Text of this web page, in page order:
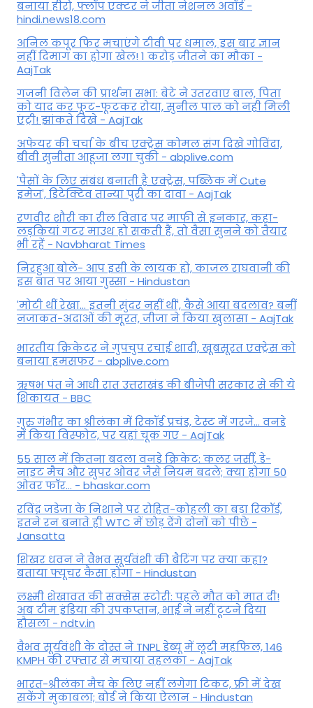
बनाया हीरो, फ्लॉप एक्टर ने जीता नेशनल अवॉर्ड -
hindi.news18.com
अनिल कपूर फिर मचाएंगे टीवी पर धमाल, इस बार ज्ञान
नहीं दिमाग का होगा खेल! 1 करोड़ जीतने का मौका -
AajTak
गजनी विलेन की प्रार्थना सभा: बेटे ने उतरवाए बाल, पिता
को याद कर फूट-फूटकर रोया, सुनील पाल को नही मिली
एंट्री! झांकते दिखे - AajTak
अफेयर की चर्चा के बीच एक्ट्रेस कोमल संग दिखे गोविंदा,
बीवी सुनीता आहूजा लगा चुकी - abplive.com
'पैसों के लिए संबंध बनाती है एक्ट्रेस, पब्लिक में Cute
इमेज', डिटेक्टिव तान्या पुरी का दावा - AajTak
रणवीर शौरी का रील विवाद पर माफी से इनकार, कहा-
लड़कियां गटर माउथ हो सकती हैं, तो वैसा सुनने को तैयार
भी रहें - Navbharat Times
निरहुआ बोले- आप इसी के लायक हो, काजल राघवानी की
इस बात पर आया गुस्सा - Hindustan
'मोटी थीं रेखा... इतनी सुंदर नहीं थीं', कैसे आया बदलाव? बनीं
नजाकत-अदाओं की मूरत, जीजा ने किया खुलासा - AajTak
भारतीय क्रिकेटर ने गुपचुप रचाई शादी, खूबसूरत एक्ट्रेस को
बनाया हमसफर - abplive.com
ऋषभ पंत ने आधी रात उत्तराखंड की बीजेपी सरकार से की ये
शिकायत - BBC
गुरु गंभीर का श्रीलंका में र‍िकॉर्ड प्रचंड, टेस्ट में गरजे... वनडे
में किया व‍िस्फोट, पर यहां चूक गए - AajTak
55 साल में कितना बदला वनडे क्रिकेट: कलर जर्सी, डे-
नाइट मैच और सुपर ओवर जैसे नियम बदले; क्या होगा 50
ओवर फॉर... - bhaskar.com
रविंद्र जडेजा के निशाने पर रोहित-कोहली का बड़ा रिकॉर्ड,
इतने रन बनाते ही WTC में छोड़ देंगे दोनों को पीछे -
Jansatta
शिखर धवन ने वैभव सूर्यवंशी की बैटिंग पर क्या कहा?
बताया फ्यूचर कैसा होगा - Hindustan
लक्ष्मी शेखावत की सक्‍सेस स्‍टोरी: पहले मौत को मात दी!
अब टीम इंडिया की उपकप्तान, भाई ने नहीं टूटने दिया
हौसला - ndtv.in
वैभव सूर्यवंशी के दोस्त ने TNPL डेब्यू में लूटी महफिल, 146
KMPH की रफ्तार से मचाया तहलका - AajTak
भारत-श्रीलंका मैच के लिए नहीं लगेगा टिकट, फ्री में देख
सकेंगे मुकाबला; बोर्ड ने किया ऐलान - Hindustan